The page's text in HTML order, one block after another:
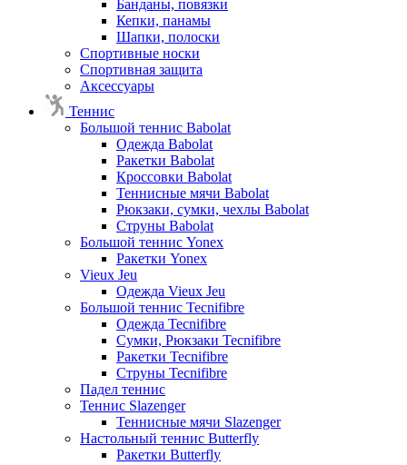
Банданы, повязки
Кепки, панамы
Шапки, полоски
Спортивные носки
Спортивная защита
Аксессуары
Теннис
Большой теннис Babolat
Одежда Babolat
Ракетки Babolat
Кроссовки Babolat
Теннисные мячи Babolat
Рюкзаки, сумки, чехлы Babolat
Струны Babolat
Большой теннис Yonex
Ракетки Yonex
Vieux Jeu
Одежда Vieux Jeu
Большой теннис Tecnifibre
Одежда Tecnifibre
Сумки, Рюкзаки Tecnifibre
Ракетки Tecnifibre
Струны Tecnifibre
Падел теннис
Теннис Slazenger
Теннисные мячи Slazenger
Настольный теннис Butterfly
Ракетки Butterfly